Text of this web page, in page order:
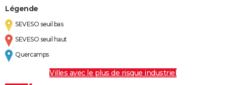
Légende
SEVESO seuil bas
SEVESO seuil haut
Quercamps
Villes avec le plus de risque industriel